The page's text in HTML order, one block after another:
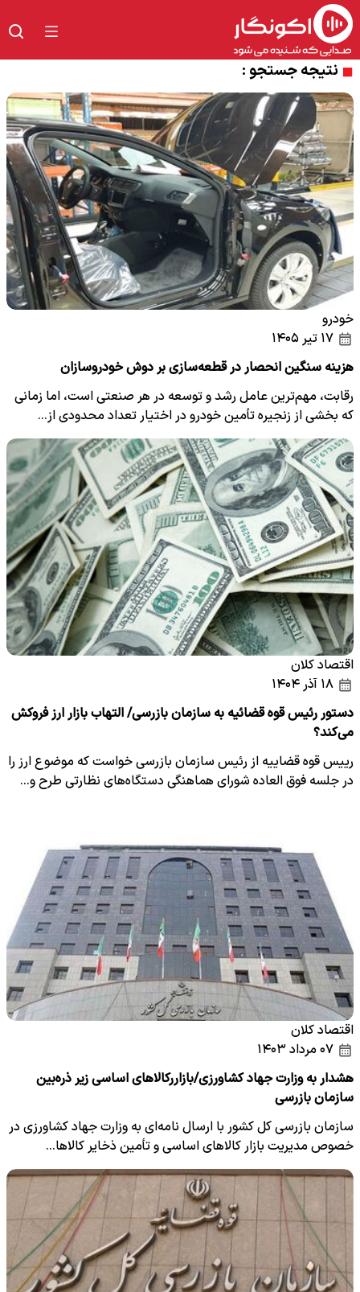
نتیجه جستجو :
خودرو
هزینه سنگین انحصار در قطعه‌سازی بر دوش خودروسازان
رقابت، مهم‌ترین عامل رشد و توسعه در هر صنعتی است، اما زمانی
که بخشی از زنجیره تأمین خودرو در اختیار تعداد محدودی از…
اقتصاد کلان
دستور رئیس قوه قضائیه به سازمان بازرسی/ التهاب بازار ارز فروکش
می‌کند؟
رییس قوه قضاییه از رئیس سازمان بازرسی خواست که موضوع ارز را
در جلسه فوق العاده شورای هماهنگی دستگاه‌های نظارتی طرح و…
اقتصاد کلان
هشدار به وزارت جهاد کشاورزی/بازاررکالاهای اساسی زیر ذره‌بین
سازمان بازرسی
سازمان بازرسی کل کشور با ارسال نامه‌ای به وزارت جهاد کشاورزی در
خصوص مدیریت بازار کالا‌های اساسی و تأمین ذخایر کالا‌ها…